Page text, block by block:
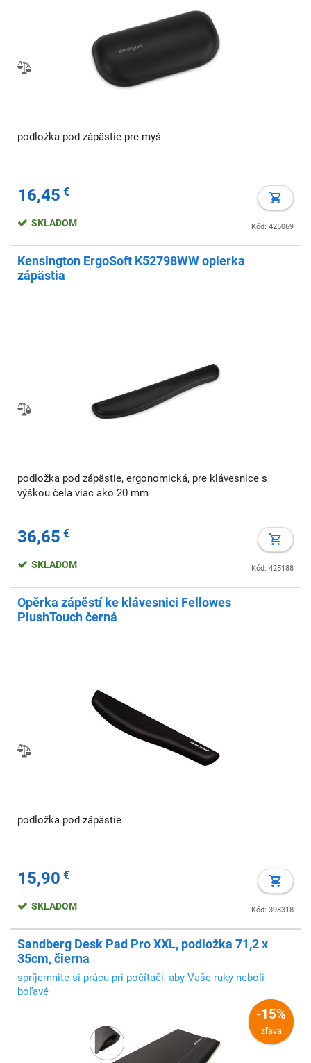
podložka pod zápästie pre myš
16,45 €
Kód: 425069
SKLADOM
Kensington ErgoSoft K52798WW opierka
zápästia
podložka pod zápästie, ergonomická, pre klávesnice s
výškou čela viac ako 20 mm
36,65 €
Kód: 425188
SKLADOM
Opěrka zápěstí ke klávesnici Fellowes
PlushTouch černá
podložka pod zápästie
15,90 €
Kód: 398318
SKLADOM
Sandberg Desk Pad Pro XXL, podložka 71,2 x
35cm, čierna
spríjemnite si prácu pri počítači, aby Vaše ruky neboli
boľavé
-15%
zľava